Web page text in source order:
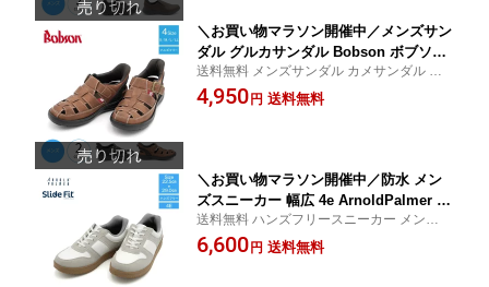
＼お買い物マラソン開催中／メンズサン
ダル グルカサンダル Bobson ボブソン
S70612 スニーカーサンダル カメサンダ
ル ハンズフリーサンダル メンズ ハンズ
送料無料 メンズサンダル カメサンダル メ
ンズ ハンズフリー サンダル ブラック ブラ
ウン 24.5cm〜25.0cm 25.5cm〜26.0cm 26.
4,950 円 送料無料
＼お買い物マラソン開催中／防水 メン
ズスニーカー 幅広 4e ArnoldPalmer ア
ーノルドパーマー SlideFit スライドフ
ィット AP-0191 ハンズフリーシューズ
送料無料 ハンズフリースニーカー メンズ
防水 25cm 25.5cm 26cm 26.5cm 27cm 28c
m
6,600 円 送料無料